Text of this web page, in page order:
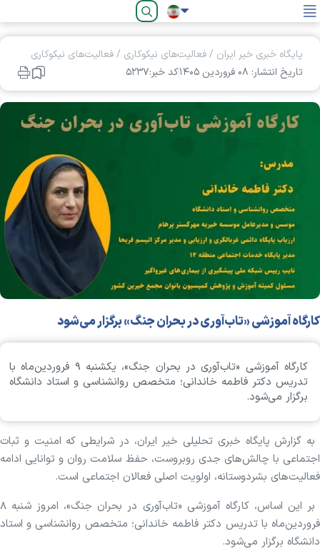
فارسی
پایگاه خبری خیر ایران /فعالیت‌های نیکوکاری /فعالیت‌های نیکوکاری
تاریخ انتشار: ۰۸ فروردين ۱۴۰۵
کد خبر:۵۲۳۷
کارگاه آموزشی «تاب‌آوری در بحران جنگ» برگزار می‌شود
کارگاه آموزشی «تاب‌آوری در بحران جنگ»، یکشنبه ۹ فروردین‌ماه با
تدریس دکتر فاطمه خاندانی؛ متخصص روانشناسی و استاد دانشگاه
برگزار می‌شود.
به گزارش پایگاه خبری تحلیلی خیر ایران، در شرایطی که امنیت و ثبات
اجتماعی با چالش‌های جدی روبروست، حفظ سلامت روان و توانایی ادامه
فعالیت‌های بشردوستانه، اولویت اصلی فعالان اجتماعی است.
بر این اساس، کارگاه آموزشی «تاب‌آوری در بحران جنگ»، امروز شنبه ۸
فروردین‌ماه با تدریس دکتر فاطمه خاندانی؛ متخصص روانشناسی و استاد
دانشگاه برگزار می‌شود.